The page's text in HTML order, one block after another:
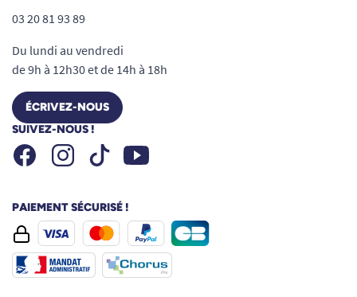
03 20 81 93 89
Du lundi au vendredi
de 9h à 12h30 et de 14h à 18h
ÉCRIVEZ-NOUS
SUIVEZ-NOUS !
FacebookInstagramTiktok Youtube
PAIEMENT SÉCURISÉ !